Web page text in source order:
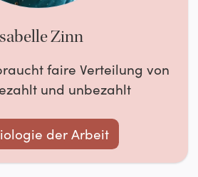
Zinn
faire Verteilung von
und unbezahlt
der Arbeit